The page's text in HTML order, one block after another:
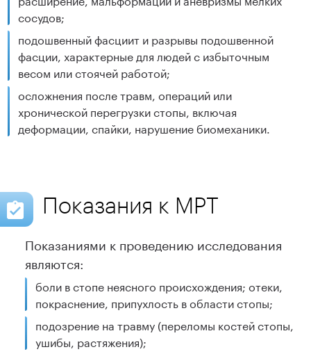
сосудов;
подошвенный фасциит и разрывы подошвенной
фасции, характерные для людей с избыточным
весом или стоячей работой;
осложнения после травм, операций или
хронической перегрузки стопы, включая
деформации, спайки, нарушение биомеханики.
Показания к МРТ
Показаниями к проведению исследования
являются:
боли в стопе неясного происхождения; отеки,
покраснение, припухлость в области стопы;
подозрение на травму (переломы костей стопы,
ушибы, растяжения);